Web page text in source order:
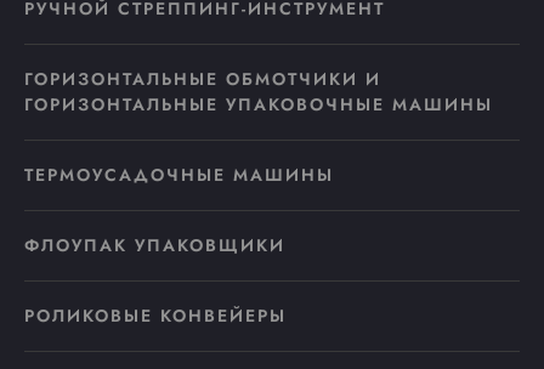
РУЧНОЙ СТРЕППИНГ-ИНСТРУМЕНТ
ГОРИЗОНТАЛЬНЫЕ ОБМОТЧИКИ И
ГОРИЗОНТАЛЬНЫЕ УПАКОВОЧНЫЕ МАШИНЫ
ТЕРМОУСАДОЧНЫЕ МАШИНЫ
ФЛОУПАК УПАКОВЩИКИ
РОЛИКОВЫЕ КОНВЕЙЕРЫ